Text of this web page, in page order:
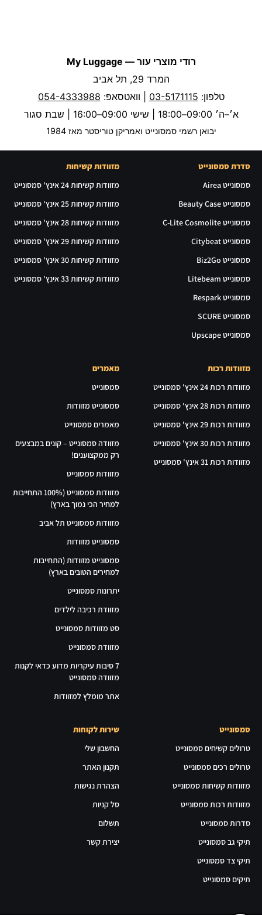
רודי מוצרי עור — My Luggage
המרד 29, תל אביב
טלפון: 03-5171115 | וואטסאפ: 054-4333988
א׳–ה׳ 09:00–18:00 | שישי 09:00–16:00 | שבת סגור
יבואן רשמי סמסונייט ואמריקן טוריסטר מאז 1984
סדרת סמסונייט
סמסונייט Airea
סמסונייט Beauty Case
סמסונייט C-Lite Cosmolite
סמסונייט Citybeat
סמסונייט Biz2Go
סמסונייט Litebeam
סמסונייט Respark
סמסונייט SCURE
סמסונייט Upscape
מזוודות קשיחות
מזוודות קשיחות 24 אינץ' סמסונייט
מזוודות קשיחות 25 אינץ' סמסונייט
מזוודות קשיחות 28 אינץ' סמסונייט
מזוודות קשיחות 29 אינץ' סמסונייט
מזוודות קשיחות 30 אינץ' סמסונייט
מזוודות קשיחות 33 אינץ' סמסונייט
מזוודות רכות
מזוודות רכות 24 אינץ' סמסונייט
מזוודות רכות 28 אינץ' סמסונייט
מזוודות רכות 29 אינץ' סמסונייט
מזוודות רכות 30 אינץ' סמסונייט
מזוודות רכות 31 אינץ' סמסונייט
מאמרים
סמסונייט
סמסונייט מזוודות
מאמרים סמסונייט
מזוודה סמסונייט – קונים במבצעים
רק ממקצוענים!
מזוודות סמסונייט
מזוודות סמסונייט (100% התחייבות
למחיר הכי נמוך בארץ)
מזוודות סמסונייט תל אביב
סמסונייט מזוודות
סמסונייט מזוודות (התחייבות
למחירים הטובים בארץ)
יתרונות סמסונייט
מזוודת רכיבה לילדים
סט מזוודות סמסונייט
מזוודת סמסונייט
7 סיבות עיקריות מדוע כדאי לקנות
מזוודה סמסונייט
אתר מומלץ למזוודות
סמסונייט
טרולים קשיחים סמסונייט
טרולים רכים סמסונייט
מזוודות קשיחות סמסונייט
מזוודות רכות סמסונייט
סדרות סמסונייט
תיקי גב סמסונייט
תיקי צד סמסונייט
תיקים סמסונייט
שירות לקוחות
החשבון שלי
תקנון האתר
הצהרת נגישות
סל קניות
תשלום
יצירת קשר